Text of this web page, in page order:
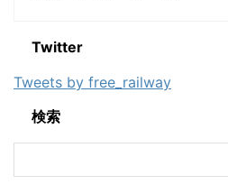
Twitter
Tweets by free_railway
検索